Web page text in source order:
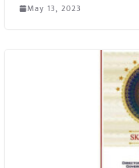
May 13, 2023